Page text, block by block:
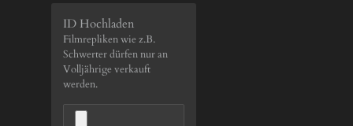
ID Hochladen
Filmrepliken wie z.B.
Schwerter dürfen nur an
Volljährige verkauft
werden.